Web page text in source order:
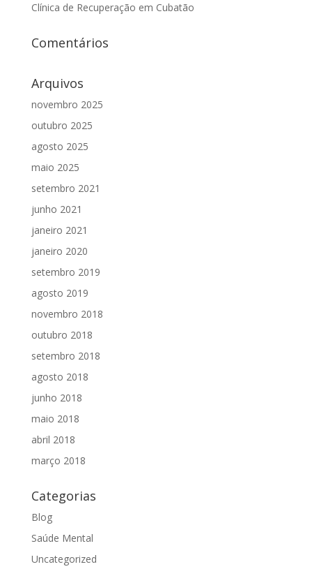
Clínica de Recuperação em Cubatão
Comentários
Arquivos
novembro 2025
outubro 2025
agosto 2025
maio 2025
setembro 2021
junho 2021
janeiro 2021
janeiro 2020
setembro 2019
agosto 2019
novembro 2018
outubro 2018
setembro 2018
agosto 2018
junho 2018
maio 2018
abril 2018
março 2018
Categorias
Blog
Saúde Mental
Uncategorized